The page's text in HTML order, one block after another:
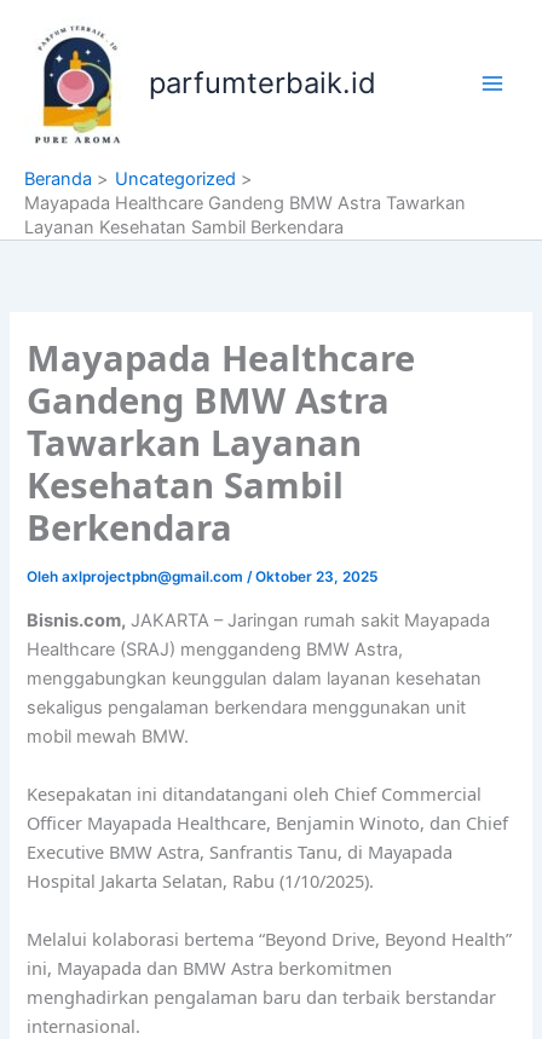
konten
parfumterbaik.id
Beranda
Uncategorized
Mayapada Healthcare Gandeng BMW Astra Tawarkan
Layanan Kesehatan Sambil Berkendara
Mayapada Healthcare
Gandeng BMW Astra
Tawarkan Layanan
Kesehatan Sambil
Berkendara
Olehaxlprojectpbn@gmail.com/Oktober 23, 2025
Bisnis.com, JAKARTA – Jaringan rumah sakit Mayapada
Healthcare (SRAJ) menggandeng BMW Astra,
menggabungkan keunggulan dalam layanan kesehatan
sekaligus pengalaman berkendara menggunakan unit
mobil mewah BMW.
Kesepakatan ini ditandatangani oleh Chief Commercial
Officer Mayapada Healthcare, Benjamin Winoto, dan Chief
Executive BMW Astra, Sanfrantis Tanu, di Mayapada
Hospital Jakarta Selatan, Rabu (1/10/2025).
Melalui kolaborasi bertema “Beyond Drive, Beyond Health”
ini, Mayapada dan BMW Astra berkomitmen
menghadirkan pengalaman baru dan terbaik berstandar
internasional.